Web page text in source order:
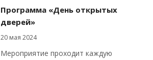
Программа «День открытых
дверей»
20 мая 2024
Мероприятие проходит каждую